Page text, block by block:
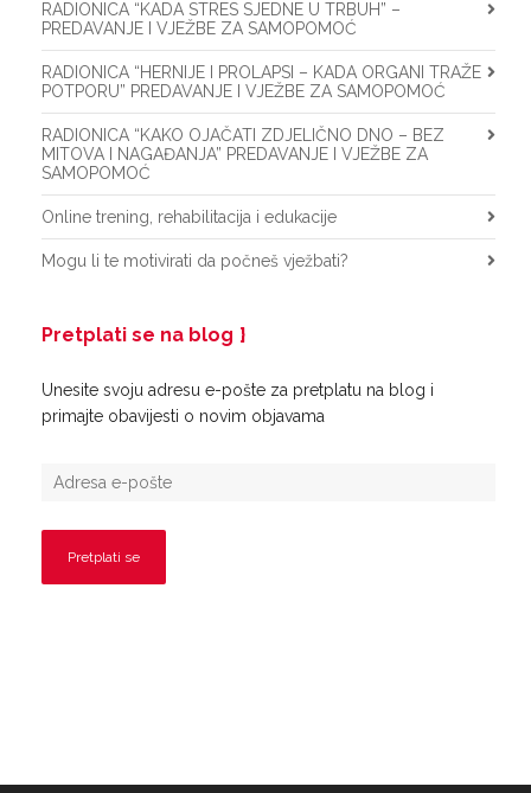
RADIONICA “KADA STRES SJEDNE U TRBUH” –
PREDAVANJE I VJEŽBE ZA SAMOPOMOĆ
RADIONICA “HERNIJE I PROLAPSI – KADA ORGANI TRAŽE
POTPORU” PREDAVANJE I VJEŽBE ZA SAMOPOMOĆ
RADIONICA “KAKO OJAČATI ZDJELIČNO DNO – BEZ
MITOVA I NAGAĐANJA” PREDAVANJE I VJEŽBE ZA
SAMOPOMOĆ
Online trening, rehabilitacija i edukacije
Mogu li te motivirati da počneš vježbati?
Pretplati se na blog
Unesite svoju adresu e-pošte za pretplatu na blog i
primajte obavijesti o novim objavama